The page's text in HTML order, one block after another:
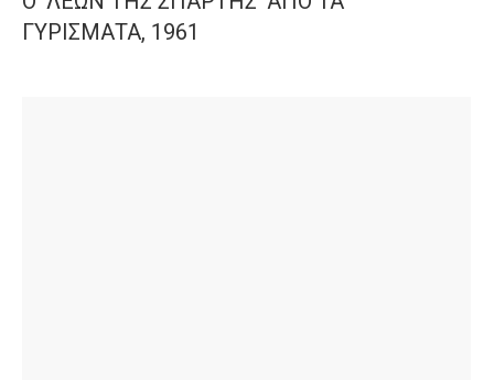
ΓΥΡΙΣΜΑΤΑ, 1961